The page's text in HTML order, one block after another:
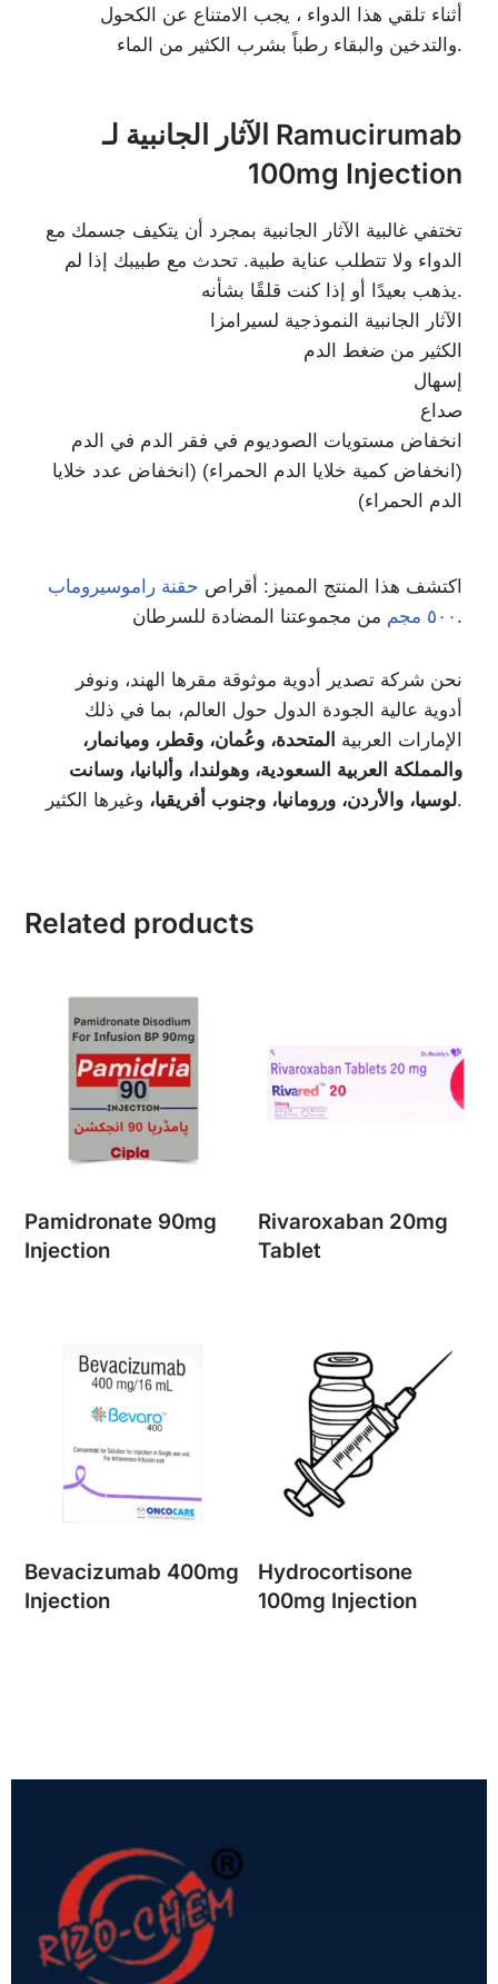
أثناء تلقي هذا الدواء ، يجب الامتناع عن الكحول
والتدخين والبقاء رطباً بشرب الكثير من الماء.
الآثار الجانبية لـ Ramucirumab
100mg Injection
تختفي غالبية الآثار الجانبية بمجرد أن يتكيف جسمك مع
الدواء ولا تتطلب عناية طبية. تحدث مع طبيبك إذا لم
يذهب بعيدًا أو إذا كنت قلقًا بشأنه.
الآثار الجانبية النموذجية لسيرامزا
الكثير من ضغط الدم
إسهال
صداع
انخفاض مستويات الصوديوم في فقر الدم في الدم
(انخفاض كمية خلايا الدم الحمراء) (انخفاض عدد خلايا
الدم الحمراء)
اكتشف هذا المنتج المميز: أقراص حقنة راموسيروماب
٥٠٠ مجم من مجموعتنا المضادة للسرطان.
نحن شركة تصدير أدوية موثوقة مقرها الهند، ونوفر
أدوية عالية الجودة الدول حول العالم، بما في ذلك
الإمارات العربية المتحدة، وعُمان، وقطر، وميانمار،
والمملكة العربية السعودية، وهولندا، وألبانيا، وسانت
لوسيا، والأردن، ورومانيا، وجنوب أفريقيا،وغيرها الكثير.
Related products
Pamidronate 90mg
Injection
Rivaroxaban 20mg
Tablet
Bevacizumab 400mg
Injection
Hydrocortisone
100mg Injection